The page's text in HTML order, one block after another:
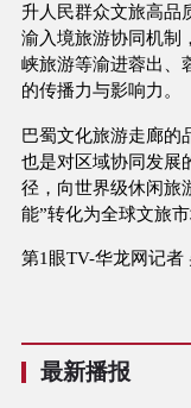
升人民群众文旅高品
渝入境旅游协同机制
峡旅游等渝进蓉出、
的传播力与影响力。
巴蜀文化旅游走廊的
也是对区域协同发展
径，向世界级休闲旅
能”转化为全球文旅市
第1眼TV-华龙网记者
最新播报